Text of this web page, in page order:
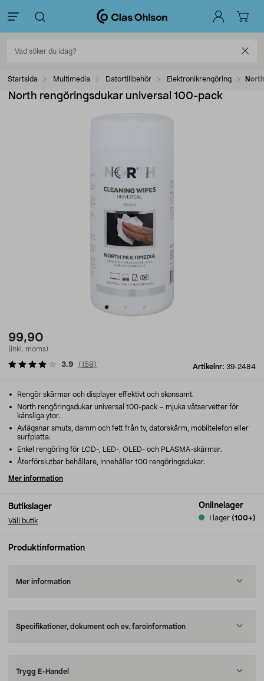
Startsida Multimedia Datortillbehör Elektronikrengöring
North rengöringsdukar universal 100-pack
99,90
(inkl. moms)
Artikelnr: 39-2484
3.9 (159)
Butikslager
Välj butik
Onlinelager
I lager (100+)
Rengör skärmar och displayer effektivt och skonsamt.
North rengöringsdukar universal 100-pack – mjuka våtservetter för
känsliga ytor.
Avlägsnar smuts, damm och fett från tv, datorskärm, mobiltelefon eller
surfplatta.
Enkel rengöring för LCD-, LED-, OLED- och PLASMA-skärmar.
Återförslutbar behållare, innehåller 100 rengöringsdukar.
Mer information
Produktinformation
Mer information
Specifikationer, dokument och ev. faroinformation
Trygg E-Handel